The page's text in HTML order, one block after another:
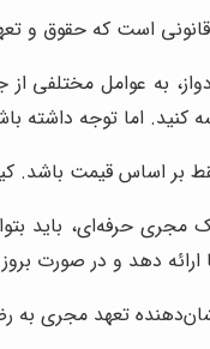
است که حقوق و
به عوامل مختلفی
کنید. اما توجه داشته
بر اساس قیمت باشد.
مجری حرفه‌ای، باید
ارائه دهد و در صورت
تعهد مجری